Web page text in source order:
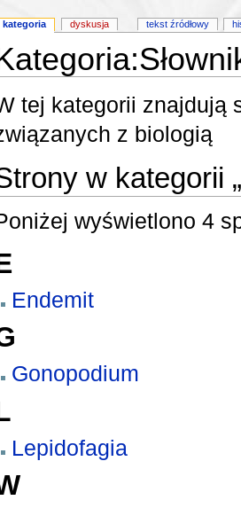
tej kategorii znajdują
z biologią
w kategorii
wyświetlono 4
Endemit
Gonopodium
Lepidofagia
kategoria dyskusja tekst źródłowy